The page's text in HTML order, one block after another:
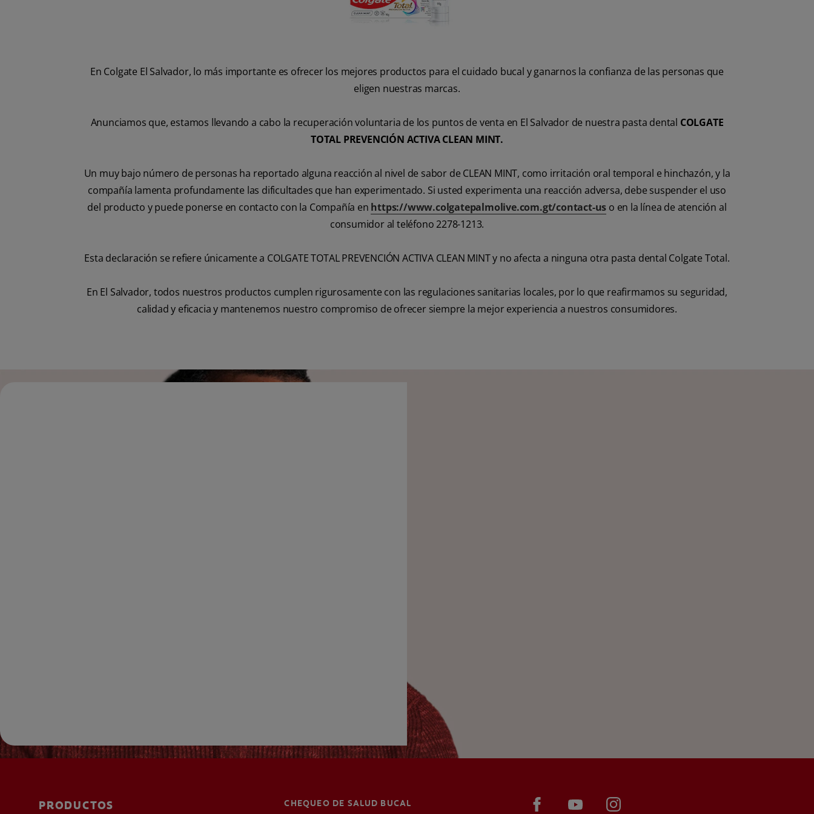
En Colgate El Salvador, lo más importante es ofrecer los mejores productos para el cuidado bucal y ganarnos la confianza de las personas que
eligen nuestras marcas.
Anunciamos que, estamos llevando a cabo la recuperación voluntaria de los puntos de venta en El Salvador de nuestra pasta dental COLGATE
TOTAL PREVENCIÓN ACTIVA CLEAN MINT.
Un muy bajo número de personas ha reportado alguna reacción al nivel de sabor de CLEAN MINT, como irritación oral temporal e hinchazón, y la
compañía lamenta profundamente las dificultades que han experimentado. Si usted experimenta una reacción adversa, debe suspender el uso
del producto y puede ponerse en contacto con la Compañía en https://www.colgatepalmolive.com.gt/contact-us o en la línea de atención al
consumidor al teléfono 2278-1213.
Esta declaración se refiere únicamente a COLGATE TOTAL PREVENCIÓN ACTIVA CLEAN MINT y no afecta a ninguna otra pasta dental Colgate Total.
En El Salvador, todos nuestros productos cumplen rigurosamente con las regulaciones sanitarias locales, por lo que reafirmamos su seguridad,
calidad y eficacia y mantenemos nuestro compromiso de ofrecer siempre la mejor experiencia a nuestros consumidores.
PRODUCTOS CHEQUEO DE SALUD BUCAL